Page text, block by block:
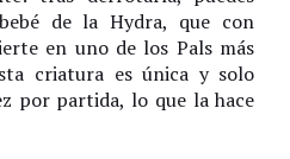
de la Hydra, que con
en uno de los Pals más
criatura es única y solo
por partida, lo que la hace